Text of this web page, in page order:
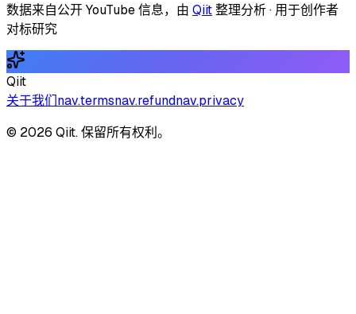
数据来自公开 YouTube 信息，由 Qiit整理分析 · 用于创作者
对标研究
Qiit
关于我们nav.termsnav.refundnav.privacy
© 2026 Qiit. 保留所有权利。